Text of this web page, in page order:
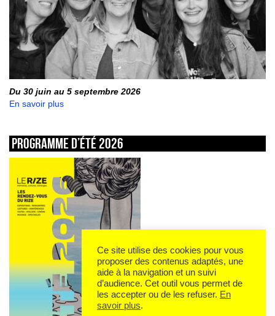
Du 30 juin au 5 septembre 2026
En savoir plus
Programme d’été 2026
Ce site utilise des cookies pour vous
proposer des contenus adaptés, une
aide à la navigation et un suivi
d’audience. Cet outil vous permet de
les accepter ou de les refuser. En
savoir plus.